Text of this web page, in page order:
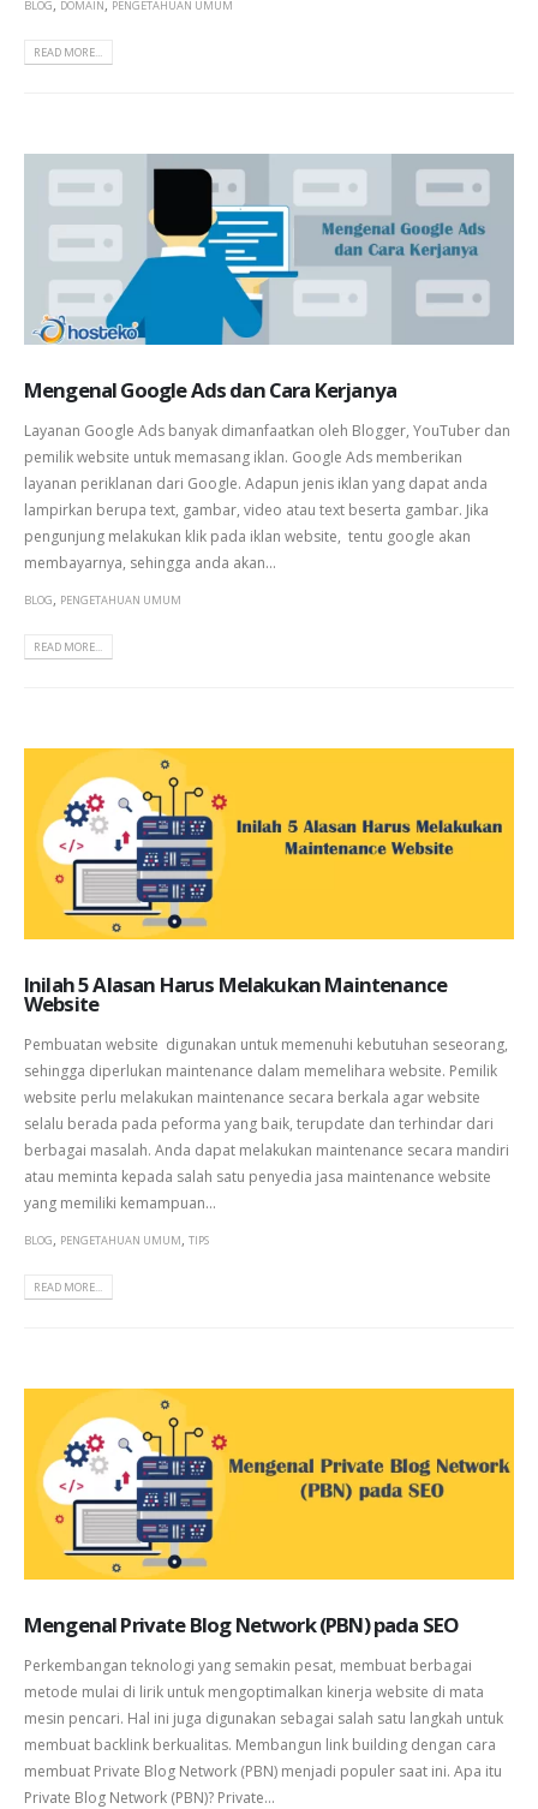
BLOG DOMAIN PENGETAHUAN UMUM
READ MORE...
Mengenal Google Ads dan Cara Kerjanya
Layanan Google Ads banyak dimanfaatkan oleh Blogger, YouTuber dan
pemilik website untuk memasang iklan. Google Ads memberikan
layanan periklanan dari Google. Adapun jenis iklan yang dapat anda
lampirkan berupa text, gambar, video atau text beserta gambar. Jika
pengunjung melakukan klik pada iklan website, tentu google akan
membayarnya, sehingga anda akan...
BLOG PENGETAHUAN UMUM
READ MORE...
Inilah 5 Alasan Harus Melakukan Maintenance
Website
Pembuatan website digunakan untuk memenuhi kebutuhan seseorang,
sehingga diperlukan maintenance dalam memelihara website. Pemilik
website perlu melakukan maintenance secara berkala agar website
selalu berada pada peforma yang baik, terupdate dan terhindar dari
berbagai masalah. Anda dapat melakukan maintenance secara mandiri
atau meminta kepada salah satu penyedia jasa maintenance website
yang memiliki kemampuan...
BLOG PENGETAHUAN UMUM TIPS
READ MORE...
Mengenal Private Blog Network (PBN) pada SEO
Perkembangan teknologi yang semakin pesat, membuat berbagai
metode mulai di lirik untuk mengoptimalkan kinerja website di mata
mesin pencari. Hal ini juga digunakan sebagai salah satu langkah untuk
membuat backlink berkualitas. Membangun link building dengan cara
membuat Private Blog Network (PBN) menjadi populer saat ini. Apa itu
Private Blog Network (PBN)? Private...